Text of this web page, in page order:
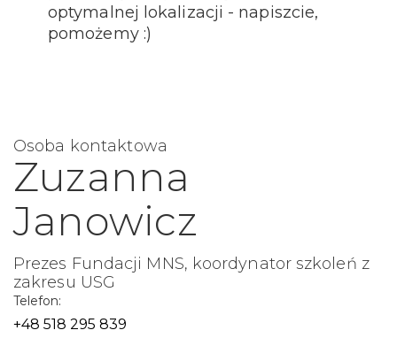
optymalnej lokalizacji - napiszcie,
pomożemy :)
Osoba kontaktowa
Zuzanna
Janowicz
Prezes Fundacji MNS, koordynator szkoleń z
zakresu USG
Telefon:
+48 518 295 839